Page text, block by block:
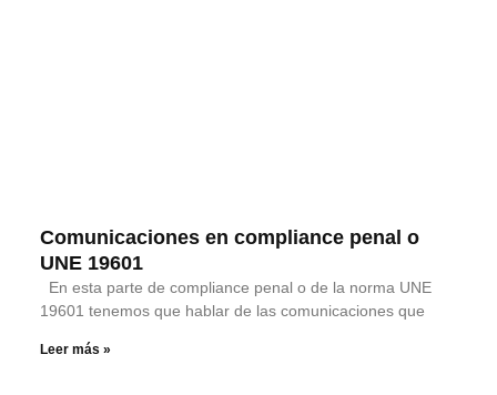
Comunicaciones en compliance penal o
UNE 19601
En esta parte de compliance penal o de la norma UNE
19601 tenemos que hablar de las comunicaciones que
Leer más »